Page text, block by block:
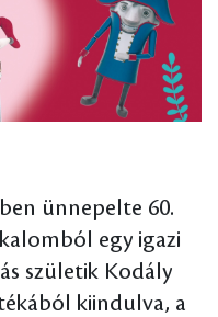
ünnepelte 60.
egy igazi
születik Kodály
kiindulva, a